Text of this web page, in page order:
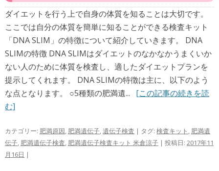
ダイエットを行う上で自身の体質を知ることは大切です。
ここでは自分の体質を簡単に知ることができる検査キット
「DNA SLIM」の特徴について紹介していきます。 DNA
SLIMの特徴 DNA SLIMはダイエットのなかなかうまくいか
ない人のために体質を検査し、適したダイエットプランを
提示してくれます。 DNA SLIMの特徴は主に、以下のよう
な点となります。 ○5種類の肥満遺... [この記事の続きを読
む]
カテゴリー: 肥満原因, 肥満遺伝子,遺伝子検査 | タグ: 検査キット , 肥満遺
伝子, 肥満遺伝子検査, 肥満遺伝子検査キット 米倉涼子 | 投稿日: 2017年11
月16日 |